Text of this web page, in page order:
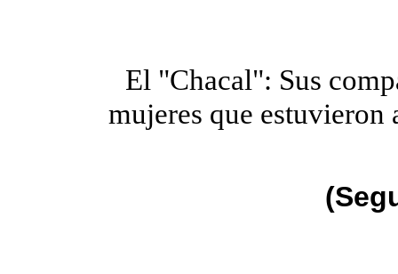
El "Chacal": Sus
mujeres que estuvieron